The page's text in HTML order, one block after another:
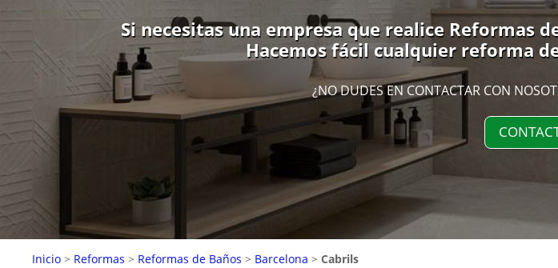
Si necesitas una empresa que realice Reformas
Hacemos fácil cualquier reforma
¿NO DUDES EN CONTACTAR CON
Inicio > Reformas > Reformas de Baños > Barcelona > Cabrils